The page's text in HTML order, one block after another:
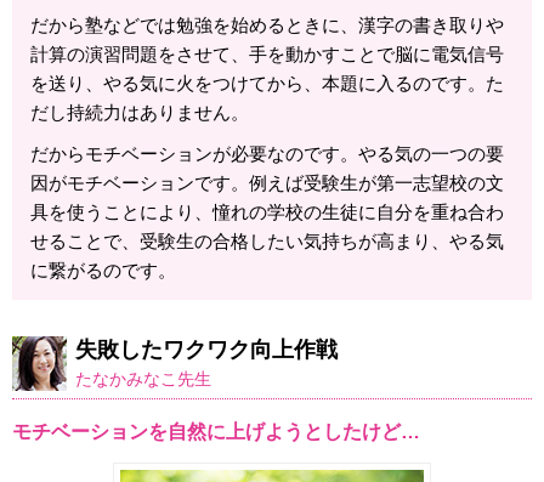
だから塾などでは勉強を始めるときに、漢字の書き取りや
計算の演習問題をさせて、手を動かすことで脳に電気信号
を送り、やる気に火をつけてから、本題に入るのです。た
だし持続力はありません。
だからモチベーションが必要なのです。やる気の一つの要
因がモチベーションです。例えば受験生が第一志望校の文
具を使うことにより、憧れの学校の生徒に自分を重ね合わ
せることで、受験生の合格したい気持ちが高まり、やる気
に繋がるのです。
失敗したワクワク向上作戦
たなかみなこ先生
モチベーションを自然に上げようとしたけど…